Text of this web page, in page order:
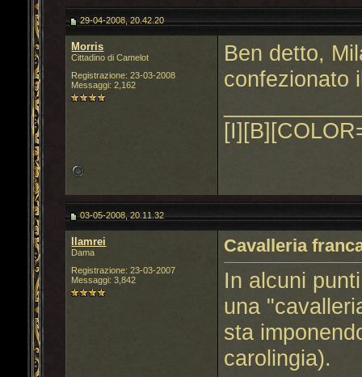
29-04-2008, 20.42.20
Morris
Cittadino di Camelot
Registrazione: 23-03-2008
Messaggi: 2,162
Ben detto,
confezionato
03-05-2008, 20.11.32
llamrei
Dama
Registrazione: 23-03-2007
Messaggi: 3,842
Cavalleria
In alcuni
una
sta
carolingia).